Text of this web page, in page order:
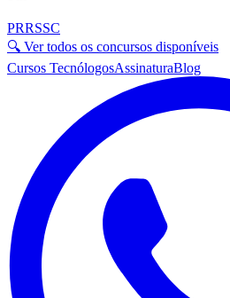
PRRSSC
🔍 Ver todos os concursos disponíveis
Cursos TecnólogosAssinaturaBlog